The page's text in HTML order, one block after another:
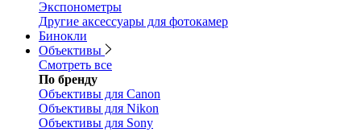
Экспонометры
Другие аксессуары для фотокамер
Бинокли
Объективы
Смотреть все
По бренду
Объективы для Canon
Объективы для Nikon
Объективы для Sony